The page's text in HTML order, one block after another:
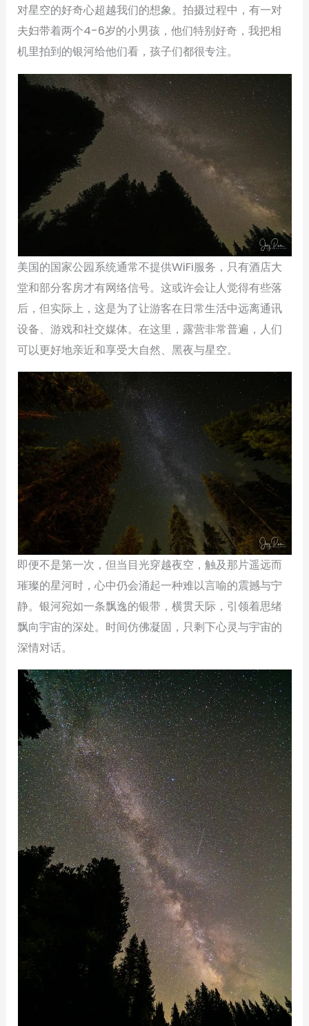
对星空的好奇心超越我们的想象。拍摄过程中，有一对
夫妇带着两个4-6岁的小男孩，他们特别好奇，我把相
机里拍到的银河给他们看，孩子们都很专注。
美国的国家公园系统通常不提供WiFi服务，只有酒店大
堂和部分客房才有网络信号。这或许会让人觉得有些落
后，但实际上，这是为了让游客在日常生活中远离通讯
设备、游戏和社交媒体。在这里，露营非常普遍，人们
可以更好地亲近和享受大自然、黑夜与星空。
即便不是第一次，但当目光穿越夜空，触及那片遥远而
璀璨的星河时，心中仍会涌起一种难以言喻的震撼与宁
静。银河宛如一条飘逸的银带，横贯天际，引领着思绪
飘向宇宙的深处。时间仿佛凝固，只剩下心灵与宇宙的
深情对话。